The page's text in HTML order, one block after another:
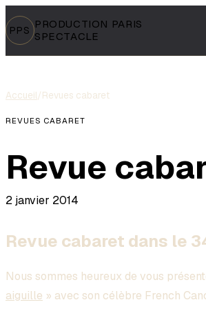
PPS PRODUCTION PARIS
SPECTACLE
Accueil/Revues cabaret
REVUES CABARET
Revue
2 janvier 2014
Revue cabaret dans le
Nous sommes heureux de vous
aiguille » avec son célèbre French